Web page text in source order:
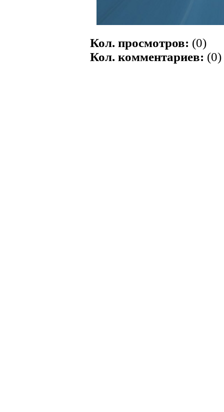
Кол. просмотров: (0)
Кол. комментариев: (0)